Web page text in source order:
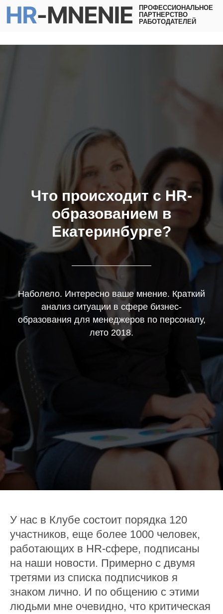
ПРОФЕССИОНАЛЬНОЕ
ПАРТНЕРСТВО
РАБОТОДАТЕЛЕЙ
Что происходит с HR-
образованием в
Екатеринбурге?
Наболело. Интересно ваше мнение. Краткий
анализ ситуации в сфере бизнес-
образования для менеджеров по персоналу,
лето 2018.
У нас в Клубе состоит порядка 120
участников, еще более 1000 человек,
работающих в HR-сфере, подписаны
на наши новости. Примерно с двумя
третями из списка подписчиков я
знаком лично. И по общению с этими
людьми мне очевидно, что критическая